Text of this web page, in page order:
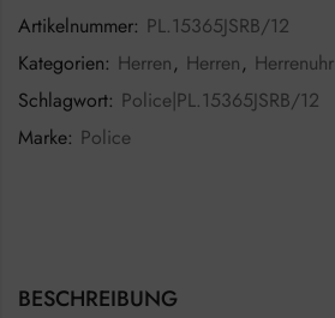
Artikelnummer: PL.15365JSRB/12
Kategorien: Herren, Herren, Herrenuhr
Schlagwort: Police|PL.15365JSRB/12
Marke: Police
BESCHREIBUNG